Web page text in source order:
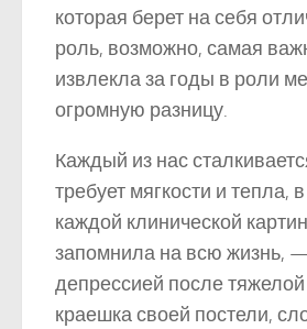
которая берет на себя
роль, возможно, самая
извлекла за годы в роли
огромную разницу.
Каждый из нас
требует мягкости и тепла,
каждой клинической
запомнила на всю жизнь, —
депрессией после
краешка своей постели,